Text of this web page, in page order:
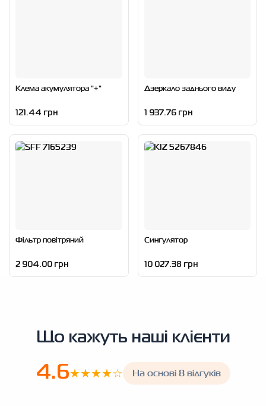
Клема акумулятора "+"
121.44 грн
Дзеркало заднього виду
1 937.76 грн
Фільтр повітряний
2 904.00 грн
Сингулятор
10 027.38 грн
Що кажуть наші клієнти
4.6★★★★☆ На основі 8 відгуків